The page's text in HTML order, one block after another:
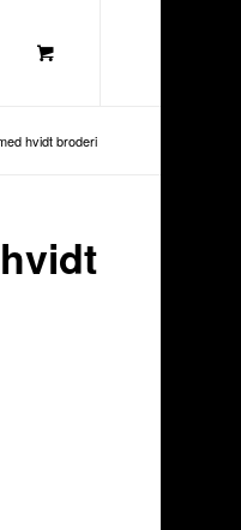
hvidt broderi